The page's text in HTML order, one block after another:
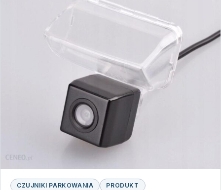
CZUJNIKI PARKOWANIA PRODUKT